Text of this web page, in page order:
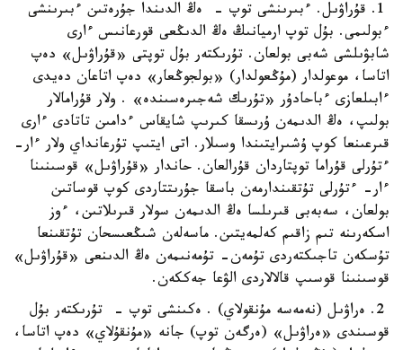
1. قۇراۋىل. ءبىرىنشى توپ - ەڭ الدىندا جۇرەتىن ءبىرىنشى
ءبولىمى. بۇل توپ ارميانىڭ ەڭ الدىڭعى قورعانىس ءارى
شابۋىلشى شەبى بولعان. تۇرىكتەر بۇل توپتى «قۇراۋىل» دەپ
اتاسا، موعولدار (مۇڭعولدار) «بولجوڭعار» دەپ اتاعان دەيدى
ءابىلعازى ءباحادۇر «تۇرىك شەجىرەسىندە» . ولار قۇرامالار
بولىپ، ەڭ الدىمەن ۇرىسقا كىرىپ شايقاس ءدامىن تاتادى ءارى
قىرعىنعا كوپ ۇشىرايتىندا وسىلار. اتى ايتىپ تۇرعانداي ولار ءار-
ءتۇرلى قۇراما توپتاردان قۇرالعان. حاندار «قۇراۋىل» قوسىنىنا
ءار- ءتۇرلى تۇتقىندارمەن باسقا جۇرىتتاردى كوپ قوساتىن
بولعان، سەبەبى قىرىلسا ەڭ الدىمەن سولار قىرىلاتىن، ءوز
اسكەرىنە تىم زاقىم كەلمەيتىن. ماسەلەن شىڭعىسحان تۇتقىنعا
تۇسكەن تاجىكتەردى تۇمەن- تۇمەنىمەن ەڭ الدىنعى «قۇراۋىل»
قوسىنىنا قوسىپ قالالاردى الۋعا جەككەن.
2. ەراۋىل (نەمەسە مۇنقولاي) . ەكىنشى توپ - تۇرىكتەر بۇل
قوسىندى «ەراۋىل» (ەرگەن توپ) جانە «مۇنقۇلاي» دەپ اتاسا،